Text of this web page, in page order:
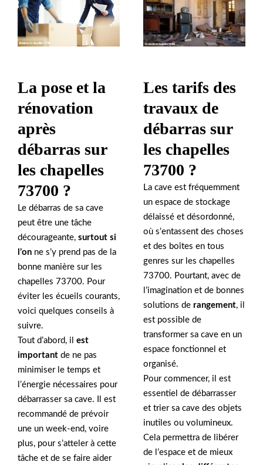
La pose et la
rénovation
après
débarras sur
les chapelles
73700 ?
Le débarras de sa cave
peut être une tâche
décourageante, surtout si
l’on ne s’y prend pas de la
bonne manière sur les
chapelles 73700. Pour
éviter les écueils courants,
voici quelques conseils à
suivre.
Tout d’abord, il est
important de ne pas
minimiser le temps et
l’énergie nécessaires pour
débarrasser sa cave. Il est
recommandé de prévoir
une un week-end, voire
plus, pour s’atteler à cette
tâche et de se faire aider
Les tarifs des
travaux de
débarras sur
les chapelles
73700 ?
La cave est fréquemment
un espace de stockage
délaissé et désordonné,
où s’entassent des choses
et des boîtes en tous
genres sur les chapelles
73700. Pourtant, avec de
l’imagination et de bonnes
solutions de rangement, il
est possible de
transformer sa cave en un
espace fonctionnel et
organisé.
Pour commencer, il est
essentiel de débarrasser
et trier sa cave des objets
inutiles ou volumineux.
Cela permettra de libérer
de l’espace et de mieux